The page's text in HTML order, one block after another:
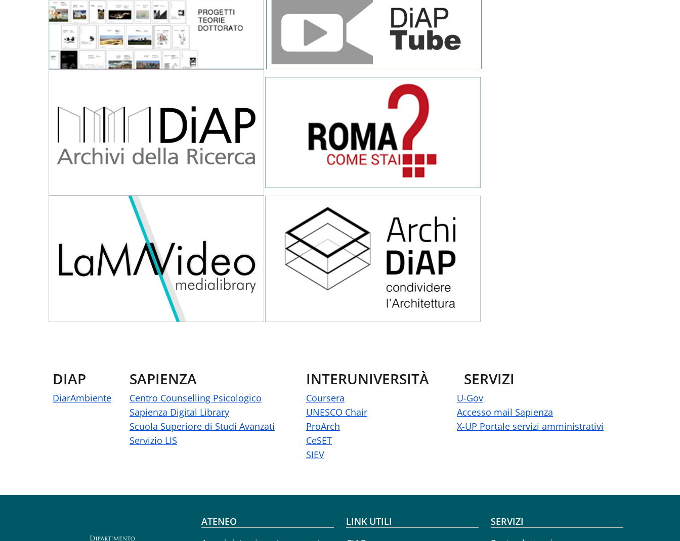
DIAP
DiarAmbiente
SAPIENZA
Centro Counselling Psicologico
Sapienza Digital Library
Scuola Superiore di Studi Avanzati
Servizio LIS
INTERUNIVERSITÀ
Coursera
UNESCO Chair
ProArch
CeSET
SIEV
SERVIZI
U-Gov
Accesso mail Sapienza
X-UP Portale servizi amministrativi
Footer menu
ATENEO
LINK UTILI
SERVIZI